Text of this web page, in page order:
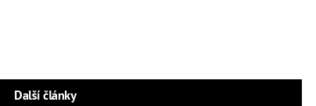
Další články